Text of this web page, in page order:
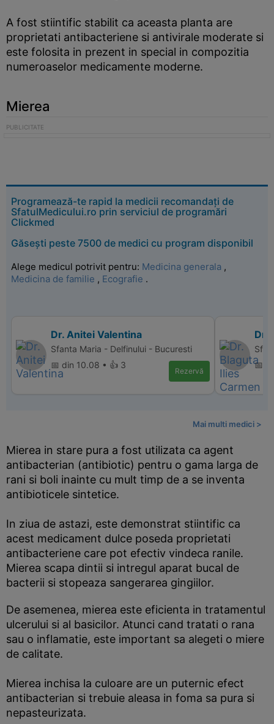
A fost stiintific stabilit ca aceasta planta are
proprietati antibacteriene si antivirale moderate si
este folosita in prezent in special in compozitia
numeroaselor medicamente moderne.
Mierea
Programează-te rapid la medicii recomandați de
SfatulMedicului.ro prin serviciul de programări
Clickmed
Găsești peste 7500 de medici cu program disponibil
Alege medicul potrivit pentru: Medicina generala ,
Medicina de familie , Ecografie .
Dr. Anitei Valentina
Sfanta Maria - Delfinului - Bucuresti
📅 din 10.08 • 👍 3
Rezervă
Dr.
📅
Mai multi medici >
Mierea in stare pura a fost utilizata ca agent
antibacterian (antibiotic) pentru o gama larga de
rani si boli inainte cu mult timp de a se inventa
antibioticele sintetice.
In ziua de astazi, este demonstrat stiintific ca
acest medicament dulce poseda proprietati
antibacteriene care pot efectiv vindeca ranile.
Mierea scapa dintii si intregul aparat bucal de
bacterii si stopeaza sangerarea gingiilor.
De asemenea, mierea este eficienta in tratamentul
ulcerului si al basicilor. Atunci cand tratati o rana
sau o inflamatie, este important sa alegeti o miere
de calitate.
Mierea inchisa la culoare are un puternic efect
antibacterian si trebuie aleasa in foma sa pura si
nepasteurizata.